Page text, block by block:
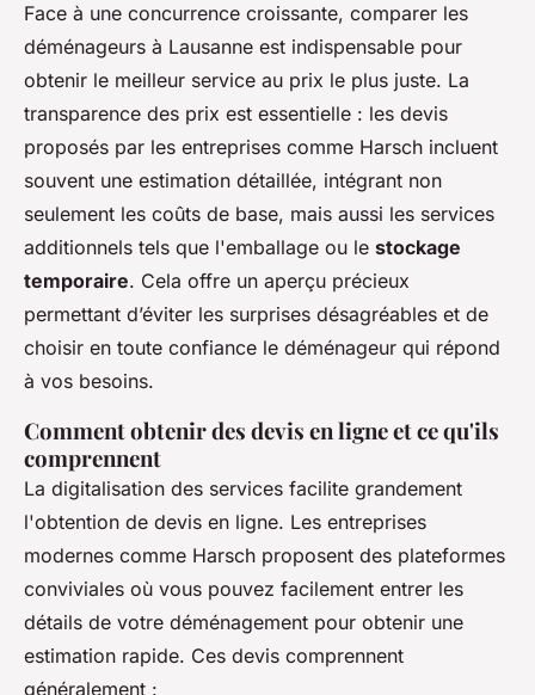
Face à une concurrence croissante, comparer les
déménageurs à Lausanne est indispensable pour
obtenir le meilleur service au prix le plus juste. La
transparence des prix est essentielle : les devis
proposés par les entreprises comme Harsch incluent
souvent une estimation détaillée, intégrant non
seulement les coûts de base, mais aussi les services
additionnels tels que l'emballage ou le stockage
temporaire. Cela offre un aperçu précieux
permettant d’éviter les surprises désagréables et de
choisir en toute confiance le déménageur qui répond
à vos besoins.
Comment obtenir des devis en ligne et ce qu'ils
comprennent
La digitalisation des services facilite grandement
l'obtention de devis en ligne. Les entreprises
modernes comme Harsch proposent des plateformes
conviviales où vous pouvez facilement entrer les
détails de votre déménagement pour obtenir une
estimation rapide. Ces devis comprennent
généralement :